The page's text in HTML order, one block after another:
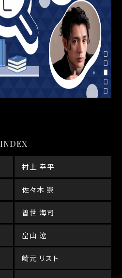
INDEX
村上 幸平
佐々木 崇
曽世 海司
畠山 遼
崎元 リスト